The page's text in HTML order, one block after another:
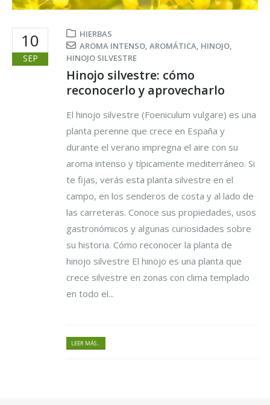
10
SEP
HIERBAS
AROMA INTENSO, AROMÁTICA, HINOJO,
HINOJO SILVESTRE
Hinojo silvestre: cómo
reconocerlo y aprovecharlo
El hinojo silvestre (Foeniculum vulgare) es una
planta perenne que crece en España y
durante el verano impregna el aire con su
aroma intenso y típicamente mediterráneo. Si
te fijas, verás esta planta silvestre en el
campo, en los senderos de costa y al lado de
las carreteras. Conoce sus propiedades, usos
gastronómicos y algunas curiosidades sobre
su historia. Cómo reconocer la planta de
hinojo silvestre El hinojo es una planta que
crece silvestre en zonas con clima templado
en todo el...
LEER MÁS...